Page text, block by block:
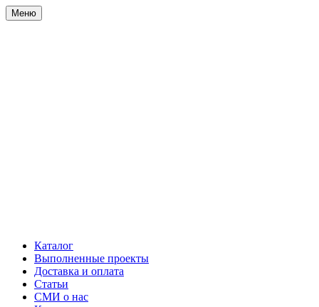
Меню
Каталог
Выполненные проекты
Доставка и оплата
Статьи
СМИ о нас